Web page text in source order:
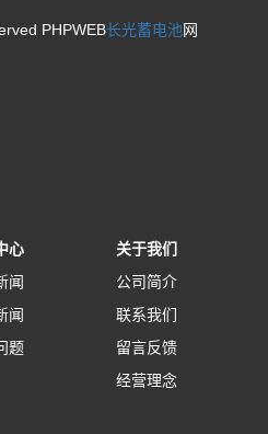
PHPWEB长光蓄电池网
心
闻
闻
题
关于我们
公司简介
联系我们
留言反馈
经营理念